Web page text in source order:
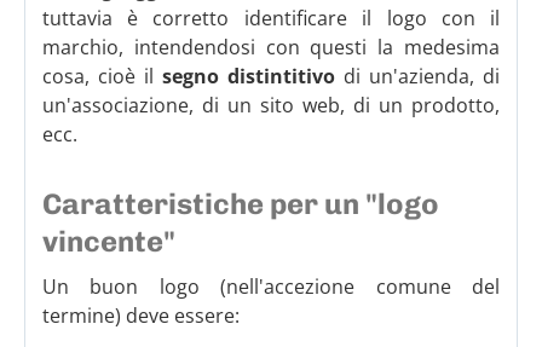
tuttavia è corretto identificare il logo con il
marchio, intendendosi con questi la medesima
cosa, cioè il segno distintitivo di un'azienda, di
un'associazione, di un sito web, di un prodotto,
ecc.
Caratteristiche per un "logo
vincente"
Un buon logo (nell'accezione comune del
termine) deve essere: